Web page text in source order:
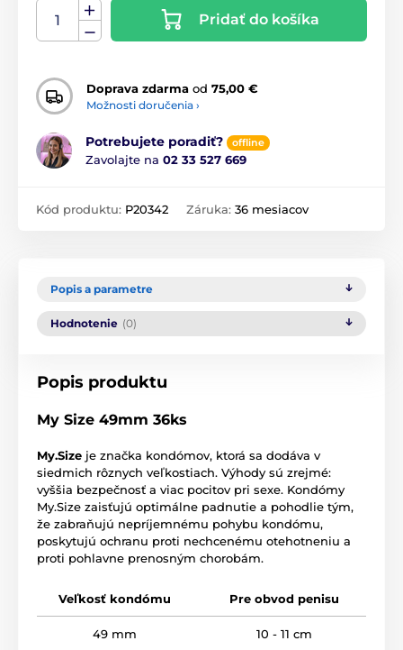
Pridať do košíka
Doprava zdarma od 75,00 €
Možnosti doručenia ›
Potrebujete poradiť? offline
Zavolajte na 02 33 527 669
Kód produktu: P20342 Záruka: 36 mesiacov
Popis a parametre
Hodnotenie (0)
Popis produktu
My Size 49mm 36ks
My.Size je značka kondómov, ktorá sa dodáva v
siedmich rôznych veľkostiach. Výhody sú zrejmé:
vyššia bezpečnosť a viac pocitov pri sexe. Kondómy
My.Size zaisťujú optimálne padnutie a pohodlie tým,
že zabraňujú nepríjemnému pohybu kondómu,
poskytujú ochranu proti nechcenému otehotneniu a
proti pohlavne prenosným chorobám.
Veľkosť kondómu Pre obvod penisu
49 mm 10 - 11 cm